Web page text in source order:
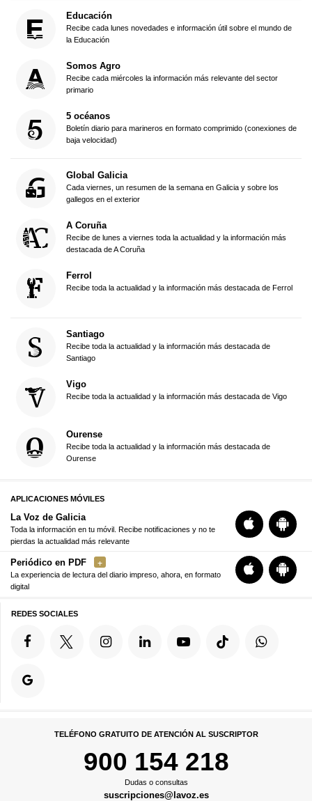
Educación
Recibe cada lunes novedades e información útil sobre el mundo de
la Educación
Somos Agro
Recibe cada miércoles la información más relevante del sector
primario
5 océanos
Boletín diario para marineros en formato comprimido (conexiones de
baja velocidad)
Global Galicia
Cada viernes, un resumen de la semana en Galicia y sobre los
gallegos en el exterior
A Coruña
Recibe de lunes a viernes toda la actualidad y la información más
destacada de A Coruña
Ferrol
Recibe toda la actualidad y la información más destacada de Ferrol
Santiago
Recibe toda la actualidad y la información más destacada de
Santiago
Vigo
Recibe toda la actualidad y la información más destacada de Vigo
Ourense
Recibe toda la actualidad y la información más destacada de
Ourense
APLICACIONES MÓVILES
La Voz de Galicia
Toda la información en tu móvil. Recibe notificaciones y no te
pierdas la actualidad más relevante
Periódico en PDF
La experiencia de lectura del diario impreso, ahora, en formato
digital
REDES SOCIALES
TELÉFONO GRATUITO DE ATENCIÓN AL SUSCRIPTOR
900 154 218
Dudas o consultas
suscripciones@lavoz.es